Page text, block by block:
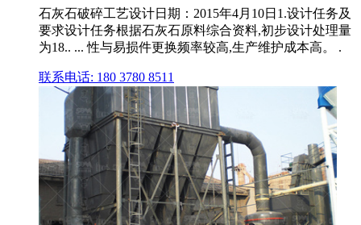
石灰石破碎工艺设计日期：2015年4月10日1.设计任务及
要求设计任务根据石灰石原料综合资料,初步设计处理量
为18.. ... 性与易损件更换频率较高,生产维护成本高。 .
联系电话: 180 3780 8511